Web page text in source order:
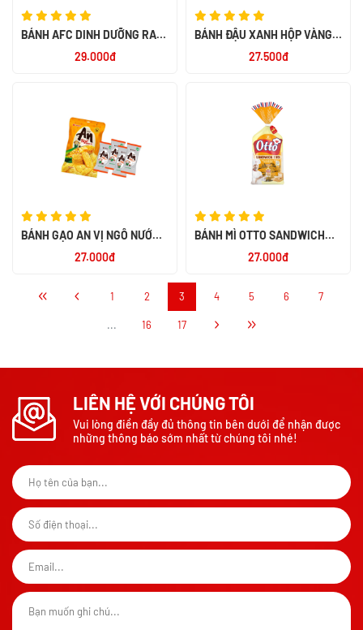
BÁNH AFC DINH DƯỠNG RAU
29.000đ
BÁNH ĐẬU XANH HỘP VÀNG
27.500đ
BÁNH GẠO AN VỊ NGÔ NƯỚNG
27.000đ
BÁNH MÌ OTTO SANDWICH
27.000đ
1 2 3 4 5 6 7
... 16 17
LIÊN HỆ VỚI CHÚNG TÔI
Vui lòng điền đầy đủ thông tin bên dưới để nhận được
những thông báo sớm nhất từ chúng tôi nhé!